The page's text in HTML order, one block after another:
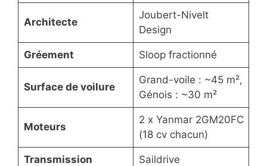
Architecte
Joubert-Nivelt
Design
Gréement Sloop fractionné
Surface de voilure
Grand-voile : ~45 m²,
Génois : ~30 m²
Moteurs
2 x Yanmar 2GM20FC
(18 cv chacun)
Transmission Saildrive